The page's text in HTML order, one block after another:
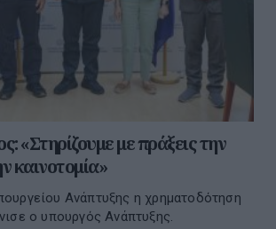
«Στηρίζουμε με πράξεις την
καινοτομία»
Ανάπτυξης η χρηματοδότηση
ο υπουργός Ανάπτυξης.